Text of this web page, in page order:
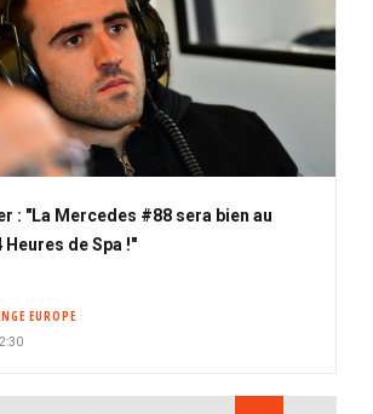
: "La Mercedes #88 sera bien au
de Spa !"
EUROPE